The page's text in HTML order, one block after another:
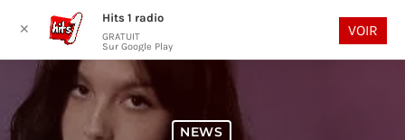
play_arrow
NEWS
✕
Hits 1 radio
GRATUIT
Sur Google Play
VOIR